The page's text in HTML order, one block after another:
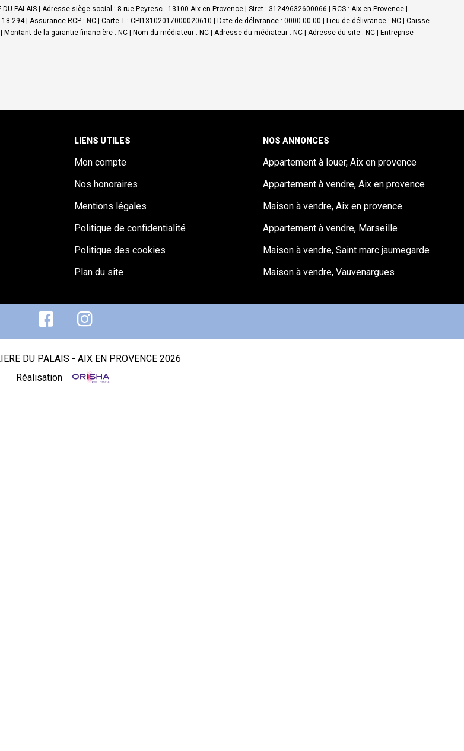
PALAIS | Adresse siège social : 8 rue Peyresc - 13100 Aix-en-Provence | Siret : 31249632600066 | RCS : Aix-en-Provence |
294 | Assurance RCP : NC | Carte T : CPI13102017000020610 | Date de délivrance : 0000-00-00 | Lieu de délivrance : NC | Caisse
de la garantie financière : NC | Nom du médiateur : NC | Adresse du médiateur : NC | Adresse du site : NC |
Entreprise
LIENS UTILES
Mon compte
Nos honoraires
Mentions légales
Politique de confidentialité
Politique des cookies
Plan du site
NOS ANNONCES
Appartement à louer, Aix en provence
Appartement à vendre, Aix en provence
Maison à vendre, Aix en provence
Appartement à vendre, Marseille
Maison à vendre, Saint marc jaumegarde
Maison à vendre, Vauvenargues
DU PALAIS - AIX EN PROVENCE 2026
Réalisation